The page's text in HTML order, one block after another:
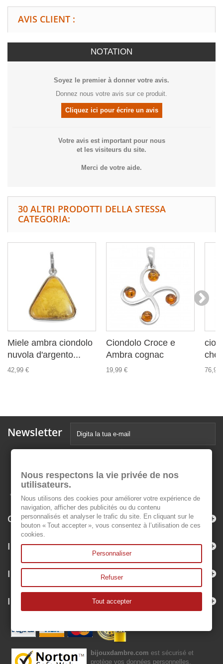
AVIS CLIENT :
NOTATION
Soyez le premier à donner votre avis.
Donnez nous votre avis sur ce produit.
Cliquez ici pour écrire un avis
Votre avis est important pour nous
et les visiteurs du site.
Merci de votre aide.
30 ALTRI PRODOTTI DELLA STESSA
CATEGORIA:
Miele ambra ciondolo
nuvola d'argento...
42,99 €
Ciondolo Croce e
Ambra cognac
19,99 €
che
76,99
Newsletter
Categorie
Informazioni
Il mio account
Informazioni negozio
bijouxdambre.com est sécurisé et
protège vos données personnelles.
Nous respectons la vie privée de nos
utilisateurs.
Nous utilisons des cookies pour améliorer votre expérience de
navigation, afficher des publicités ou du contenu
personnalisés et analyser le trafic du site. En cliquant sur le
bouton « Tout accepter », vous consentez à l’utilisation de ces
cookies.
Personnaliser
Refuser
Tout accepter